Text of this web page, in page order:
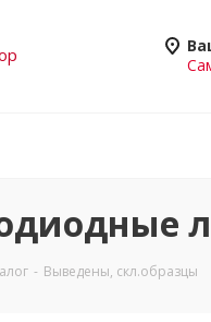
- Выведены, скл.образцы